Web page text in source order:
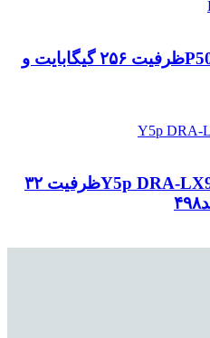
گوشی موبایل هوآوی مدل P50ظرفیت ۲۵۶ گیگابایت و
گوشی موبایل هوآوی مدل Y5p DRA-LX9ظرفیت ۳۲